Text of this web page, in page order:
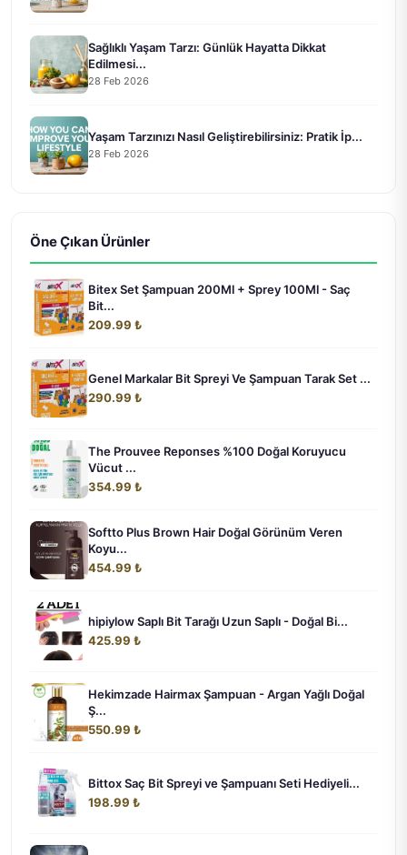
Sağlıklı Yaşam Tarzı: Günlük Hayatta Dikkat
Edilmesi...
28 Feb 2026
Yaşam Tarzınızı Nasıl Geliştirebilirsiniz: Pratik İp...
28 Feb 2026
Öne Çıkan Ürünler
Bitex Set Şampuan 200Ml + Sprey 100Ml - Saç
Bit...
209.99 ₺
Genel Markalar Bit Spreyi Ve Şampuan Tarak Set ...
290.99 ₺
The Prouvee Reponses %100 Doğal Koruyucu
Vücut ...
354.99 ₺
Softto Plus Brown Hair Doğal Görünüm Veren
Koyu...
454.99 ₺
hipiylow Saplı Bit Tarağı Uzun Saplı - Doğal Bi...
425.99 ₺
Hekimzade Hairmax Şampuan - Argan Yağlı Doğal
Ş...
550.99 ₺
Bittox Saç Bit Spreyi ve Şampuanı Seti Hediyeli...
198.99 ₺